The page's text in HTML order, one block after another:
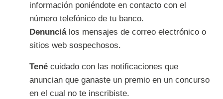
información poniéndote en contacto con el
número telefónico de tu banco.
Denunciálos mensajes de correo electrónico o
sitios web sospechosos.
Tené cuidado con las notificaciones que
anuncian que ganaste un premio en un concurso
en el cual no te inscribiste.